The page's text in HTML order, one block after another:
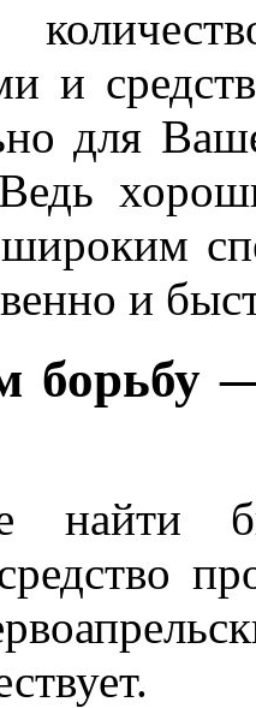
и
для
и
борьбу